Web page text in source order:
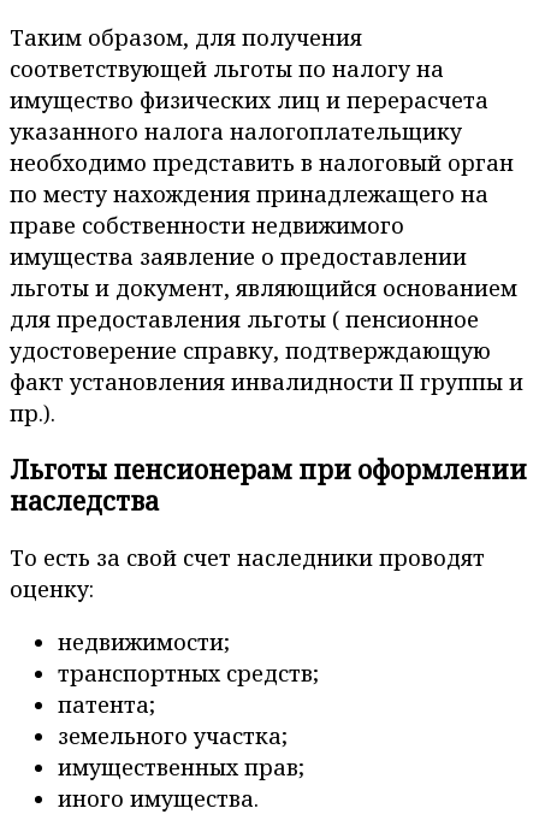
Таким образом, для получения
соответствующей льготы по налогу на
имущество физических лиц и перерасчета
указанного налога налогоплательщику
необходимо представить в налоговый орган
по месту нахождения принадлежащего на
праве собственности недвижимого
имущества заявление о предоставлении
льготы и документ, являющийся основанием
для предоставления льготы ( пенсионное
удостоверение справку, подтверждающую
факт установления инвалидности II группы и
пр.).
Льготы пенсионерам при оформлении
наследства
То есть за свой счет наследники проводят
оценку:
недвижимости;
транспортных средств;
патента;
земельного участка;
имущественных прав;
иного имущества.